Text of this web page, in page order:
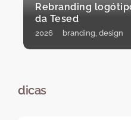
Rebranding logótipo
da Tesed
2026 branding, design
dicas